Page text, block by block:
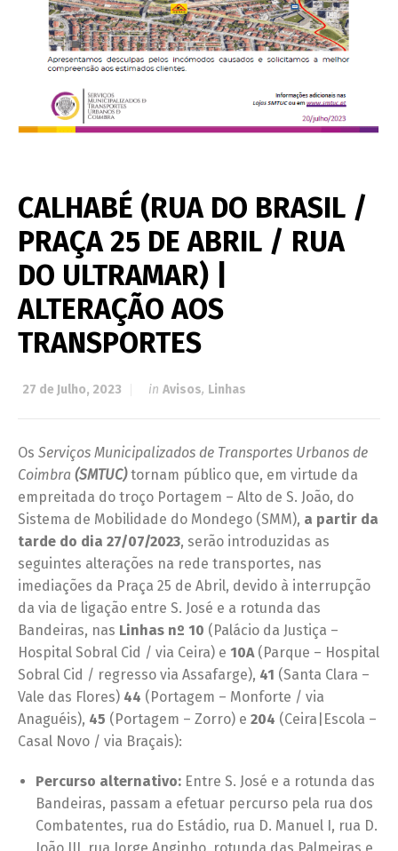
CALHABÉ (RUA DO BRASIL /
PRAÇA 25 DE ABRIL / RUA
DO ULTRAMAR) |
ALTERAÇÃO AOS
TRANSPORTES
27 de Julho, 2023 in Avisos, Linhas
Os Serviços Municipalizados de Transportes Urbanos de
Coimbra (SMTUC)tornam público que, em virtude da
empreitada do troço Portagem – Alto de S. João, do
Sistema de Mobilidade do Mondego (SMM), a partir da
tarde do dia 27/07/2023, serão introduzidas as
seguintes alterações na rede transportes, nas
imediações da Praça 25 de Abril, devido à interrupção
da via de ligação entre S. José e a rotunda das
Bandeiras, nas Linhas nº 10 (Palácio da Justiça –
Hospital Sobral Cid / via Ceira) e 10A(Parque – Hospital
Sobral Cid / regresso via Assafarge), 41 (Santa Clara –
Vale das Flores) 44 (Portagem – Monforte / via
Anaguéis), 45 (Portagem – Zorro) e 204 (Ceira|Escola –
Casal Novo / via Braçais):
Percurso alternativo: Entre S. José e a rotunda das
Bandeiras, passam a efetuar percurso pela rua dos
Combatentes, rua do Estádio, rua D. Manuel I, rua D.